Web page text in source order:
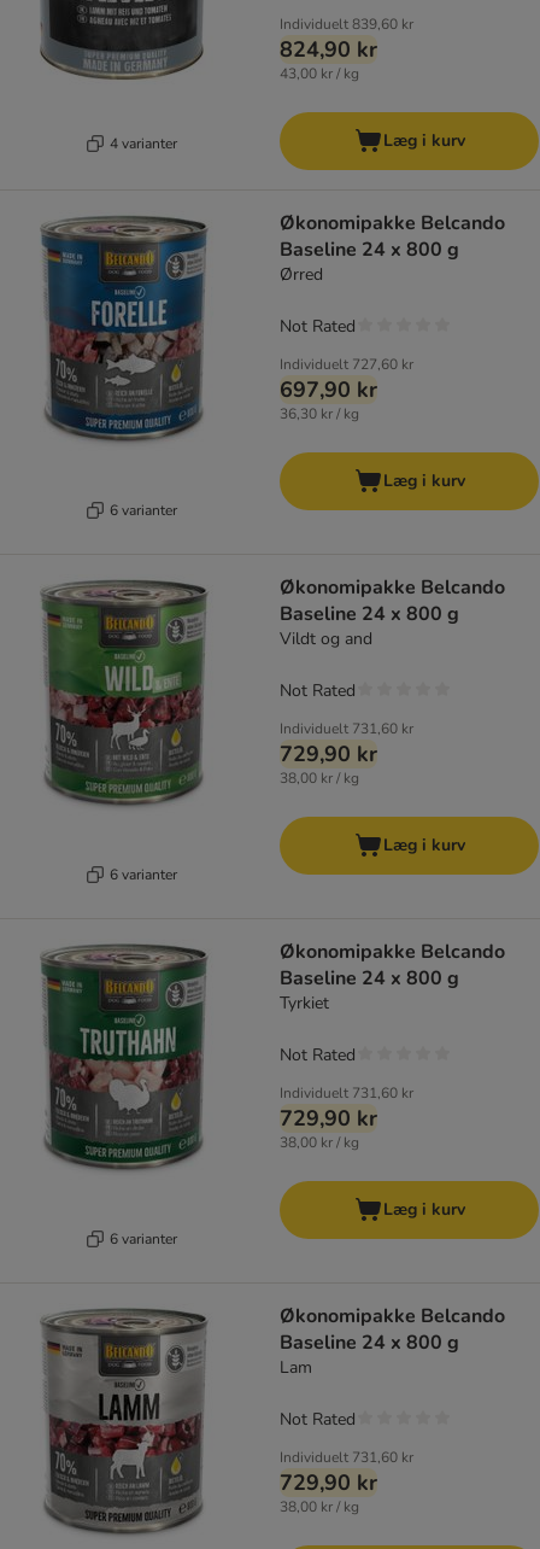
4 varianter
Individuelt839,60 kr
824,90 kr
43,00 kr / kg
Læg i kurv
6 varianter
Økonomipakke Belcando
Baseline 24 x 800 g
Ørred
Individuelt 727,60 kr
697,90 kr
36,30 kr / kg
Not Rated
Læg i kurv
6 varianter
Økonomipakke Belcando
Baseline 24 x 800 g
Vildt og and
Individuelt 731,60 kr
729,90 kr
38,00 kr / kg
Not Rated
Læg i kurv
6 varianter
Økonomipakke Belcando
Baseline 24 x 800 g
Tyrkiet
Individuelt 731,60 kr
729,90 kr
38,00 kr / kg
Not Rated
Læg i kurv
Økonomipakke Belcando
Baseline 24 x 800 g
Lam
Individuelt 731,60 kr
729,90 kr
38,00 kr / kg
Not Rated